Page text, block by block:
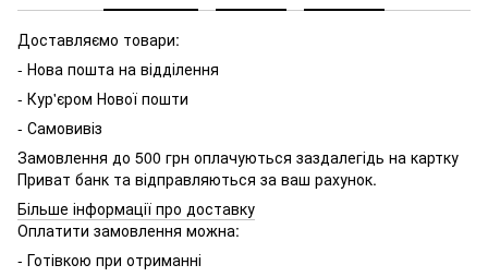
Доставляємо товари:
- Нова пошта на відділення
- Кур'єром Нової пошти
- Самовивіз
Замовлення до 500 грн оплачуються заздалегідь на картку
Приват банк та відправляються за ваш рахунок.
Більше інформації про доставку
Оплатити замовлення можна:
- Готівкою при отриманні